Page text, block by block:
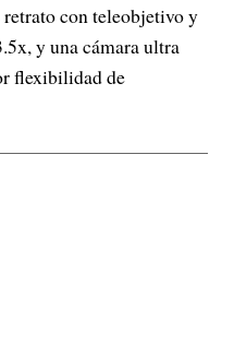
con teleobjetivo y
y una cámara ultra
flexibilidad de